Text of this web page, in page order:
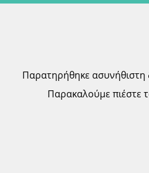
Παρατηρήθηκε ασυνήθιστη
Παρακαλούμε πιέστε